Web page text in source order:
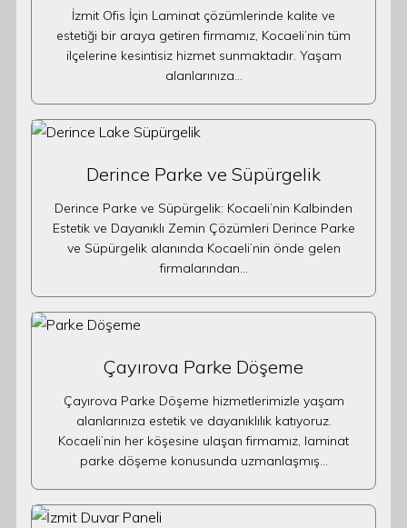
İzmit Ofis İçin Laminat çözümlerinde kalite ve
estetiği bir araya getiren firmamız, Kocaeli’nin tüm
ilçelerine kesintisiz hizmet sunmaktadır. Yaşam
alanlarınıza…
Derince Parke ve Süpürgelik
Derince Parke ve Süpürgelik: Kocaeli’nin Kalbinden
Estetik ve Dayanıklı Zemin Çözümleri Derince Parke
ve Süpürgelik alanında Kocaeli’nin önde gelen
firmalarından…
Çayırova Parke Döşeme
Çayırova Parke Döşeme hizmetlerimizle yaşam
alanlarınıza estetik ve dayanıklılık katıyoruz.
Kocaeli’nin her köşesine ulaşan firmamız, laminat
parke döşeme konusunda uzmanlaşmış…